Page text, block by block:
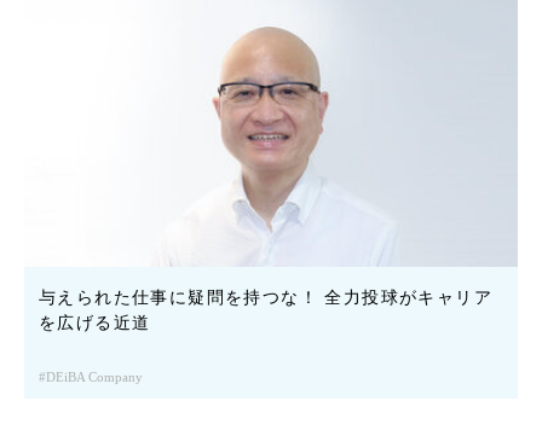
与えられた仕事に疑問を持つな！ 全力投球がキャリア
を広げる近道
DEiBA Company